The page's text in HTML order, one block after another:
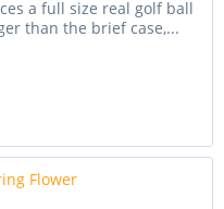
a full size real golf ball
than the brief case,...